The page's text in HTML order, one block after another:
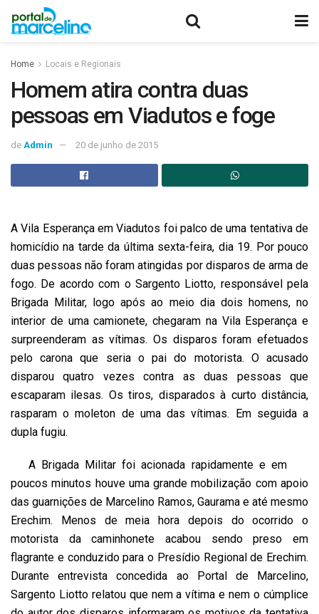
Home Locais e Regionais
Homem atira contra duas
pessoas em Viadutos e foge
de Admin 20 de junho de 2015
A Vila Esperança em Viadutos foi palco de uma tentativa de
homicídio na tarde da última sexta-feira, dia 19. Por pouco
duas pessoas não foram atingidas por disparos de arma de
fogo. De acordo com o Sargento Liotto, responsável pela
Brigada Militar, logo após ao meio dia dois homens, no
interior de uma camionete, chegaram na Vila Esperança e
surpreenderam as vítimas. Os disparos foram efetuados
pelo carona que seria o pai do motorista. O acusado
disparou quatro vezes contra as duas pessoas que
escaparam ilesas. Os tiros, disparados à curto distância,
rasparam o moleton de uma das vítimas. Em seguida a
dupla fugiu.
A Brigada Militar foi acionada rapidamente e em
poucos minutos houve uma grande mobilização com apoio
das guarnições de Marcelino Ramos, Gaurama e até mesmo
Erechim. Menos de meia hora depois do ocorrido o
motorista da caminhonete acabou sendo preso em
flagrante e conduzido para o Presídio Regional de Erechim.
Durante entrevista concedida ao Portal de Marcelino,
Sargento Liotto relatou que nem a vítima e nem o cúmplice